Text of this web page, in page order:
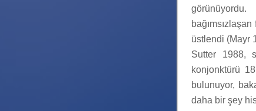
üstlendi (Mayr
Sutter 1988,
konjonktürü
bulunuyor,
daha bir şey